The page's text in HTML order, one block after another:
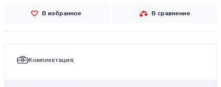
В избранное В сравнение
Комплектация: